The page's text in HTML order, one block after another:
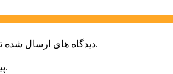
دیدگاه های ارسال شده توسط شما، پس از تایید توسط خبرگزاری الف در وب منتشر خواهد شد.
پیام هایی که به غیر از زبان فارسی یا غیر مرتبط باشد منتشر نخواهد شد.